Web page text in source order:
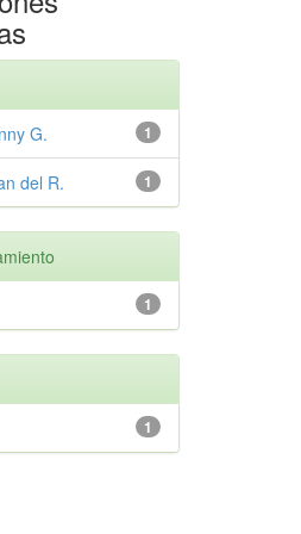
1
G.
1
del R.
1
1